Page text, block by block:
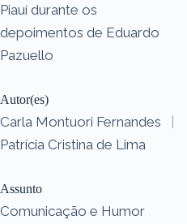
Piauí durante os
depoimentos de Eduardo
Pazuello
Autor(es)
Carla Montuori Fernandes
|
Patrícia Cristina de Lima
Assunto
Comunicação e Humor